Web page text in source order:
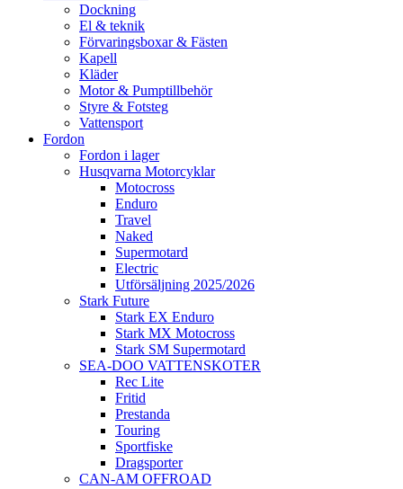
Dockning
El & teknik
Förvaringsboxar & Fästen
Kapell
Kläder
Motor & Pumptillbehör
Styre & Fotsteg
Vattensport
Fordon
Fordon i lager
Husqvarna Motorcyklar
Motocross
Enduro
Travel
Naked
Supermotard
Electric
Utförsäljning 2025/2026
Stark Future
Stark EX Enduro
Stark MX Motocross
Stark SM Supermotard
SEA-DOO VATTENSKOTER
Rec Lite
Fritid
Prestanda
Touring
Sportfiske
Dragsporter
CAN-AM OFFROAD